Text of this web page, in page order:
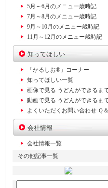
5月～6月のメニュー歳時記
7月～8月のメニュー歳時記
9月～10月のメニュー歳時記
11月～12月のメニュー歳時記
知ってほしい
「かるしお®」コーナー
知ってほしい一覧
画像で見る うどんができるま
動画で見る うどんができるま
よくいただくお問い合わせ Ｑ
会社情報
会社情報一覧
その他記事一覧